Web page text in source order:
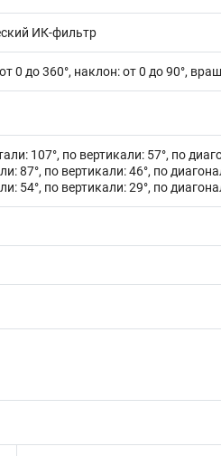
ИК-фильтр
0 до 360°, наклон: от 0 до 90°,
107°, по вертикали: 57°, по
87°, по вертикали: 46°, по
54°, по вертикали: 29°, по